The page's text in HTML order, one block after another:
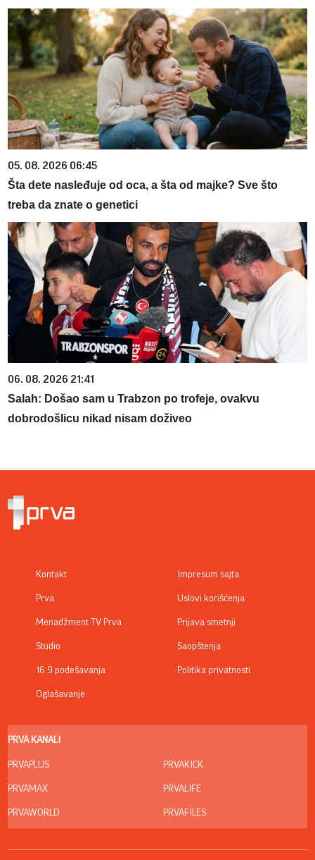
05. 08. 2026 06:45
Šta dete nasleđuje od oca, a šta od majke? Sve što
treba da znate o genetici
06. 08. 2026 21:41
Salah: Došao sam u Trabzon po trofeje, ovakvu
dobrodošlicu nikad nisam doživeo
Kontakt
Prva
Menadžment TV Prva
Studio
16:9 podešavanja
Oglašavanje
Impresum sajta
Uslovi korišćenja
Prijava smetnji
Saopštenja
Politika privatnosti
PRVA KANALI
PRVAPLUS
PRVAMAX
PRVAWORLD
PRVAKICK
PRVALIFE
PRVAFILES